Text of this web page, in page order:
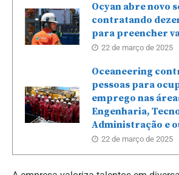
Ocyan abre novo
contratando
para preencher
22 de março de 2025
Oceaneering
pessoas para
emprego nas
Engenharia,
Administração e
22 de março de 2025